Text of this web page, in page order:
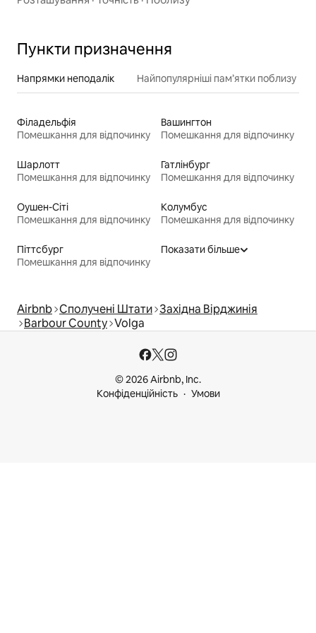
Пункти призначення
Напрямки неподалік Найпопулярніші пам’ятки поблизу
Філадельфія
Помешкання для відпочинку
Вашингтон
Помешкання для відпочинку
Шарлотт
Помешкання для відпочинку
Гатлінбург
Помешкання для відпочинку
Оушен-Сіті
Помешкання для відпочинку
Колумбус
Помешкання для відпочинку
Піттсбург
Помешкання для відпочинку
Показати більше
Airbnb Сполучені Штати Західна Вірджинія
Barbour County Volga
© 2026 Airbnb, Inc.
Конфіденційність
Умови